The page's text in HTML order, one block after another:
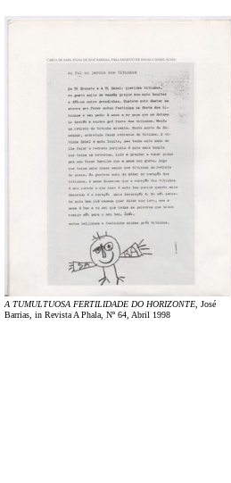
A TUMULTUOSA FERTILIDADE DO HORIZONTE , José
Barrias, in Revista A Phala, Nº 64, Abril 1998